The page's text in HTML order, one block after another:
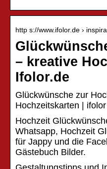
http s://www.ifolor.de ›
– kreative
Ifolor.de
Glückwünsche zur
Hochzeitskarten | ifolor
Hochzeit
Whatsapp, Hochzeit
für Jappy und die
Gästebuch Bilder.